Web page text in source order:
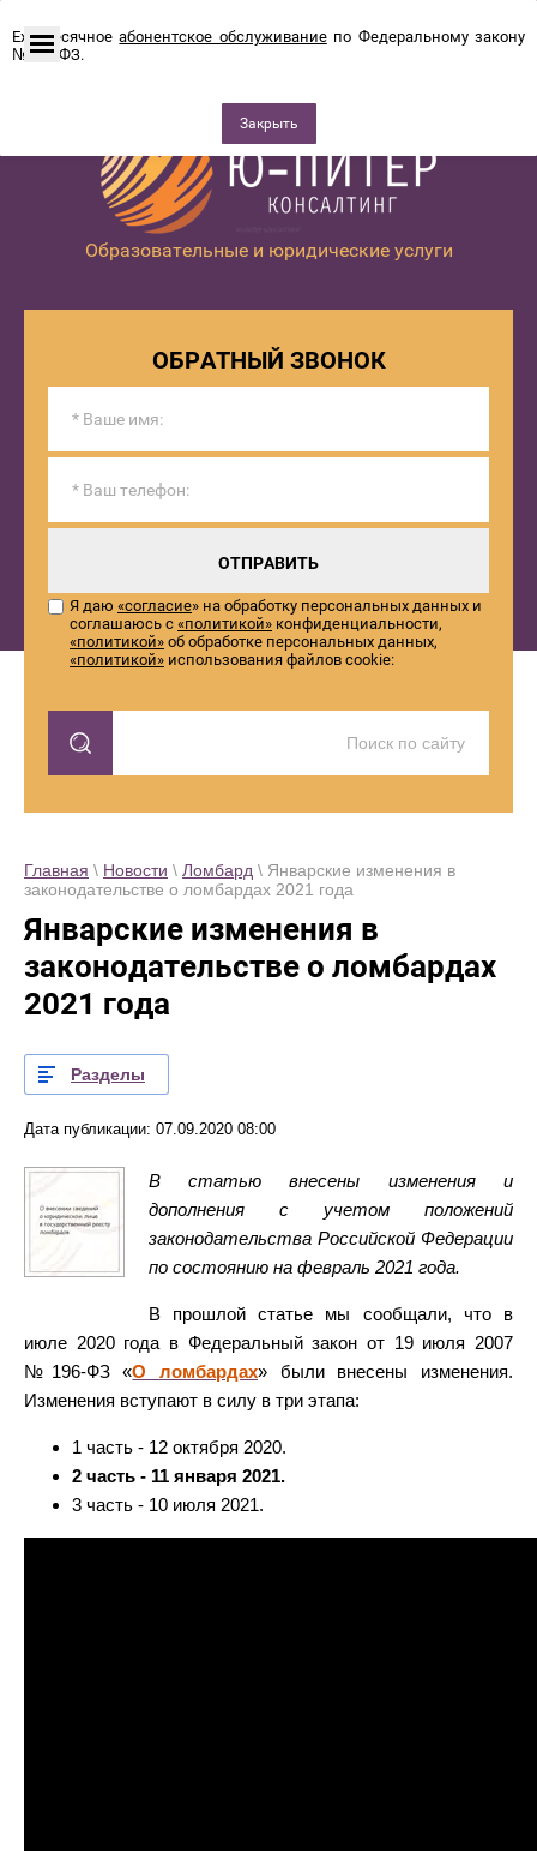
Образовательные и юридические услуги
ОБРАТНЫЙ ЗВОНОК
ОТПРАВИТЬ
Я даю «согласие» на обработку персональных данных и
соглашаюсь с «политикой» конфиденциальности,
«политикой» об обработке персональных данных,
«политикой» использования файлов cookie:
Главная \ Новости \ Ломбард \ Январские изменения в
законодательстве о ломбардах 2021 года
Январские изменения в
законодательстве о ломбардах
2021 года
Разделы
Дата публикации: 07.09.2020 08:00
В статью внесены изменения и
дополнения с учетом положений
законодательства Российской Федерации
по состоянию на февраль 2021 года.
В прошлой статье мы сообщали, что в
июле 2020 года в Федеральный закон от 19 июля 2007
№196-ФЗ «О ломбардах» были внесены изменения.
Изменения вступают в силу в три этапа:
1 часть - 12 октября 2020.
2 часть - 11 января 2021.
3 часть - 10 июля 2021.
Ежемесячноеабонентское обслуживаниепо Федеральному закону
№115-ФЗ.
Закрыть